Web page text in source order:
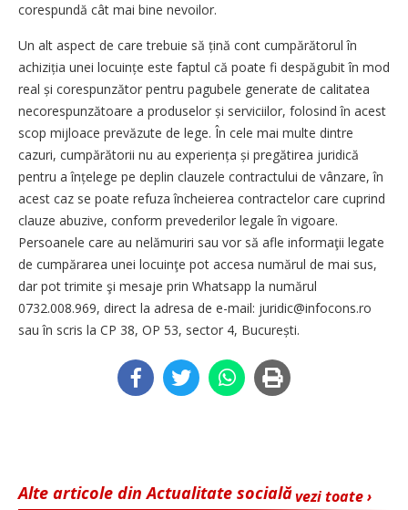
corespundă cât mai bine nevoilor.
Un alt aspect de care trebuie să țină cont cumpărătorul în
achiziția unei locuințe este faptul că poate fi despăgubit în mod
real și corespunzător pentru pagubele generate de calitatea
necorespunzătoare a produselor și serviciilor, folosind în acest
scop mijloace prevăzute de lege. În cele mai multe dintre
cazuri, cumpărătorii nu au experiența și pregătirea juridică
pentru a înțelege pe deplin clauzele contractului de vânzare, în
acest caz se poate refuza încheierea contractelor care cuprind
clauze abuzive, conform prevederilor legale în vigoare.
Persoanele care au nelămuriri sau vor să afle informaţii legate
de cumpărarea unei locuinţe pot accesa numărul de mai sus,
dar pot trimite şi mesaje prin Whatsapp la numărul
0732.008.969, direct la adresa de e-mail: juridic@infocons.ro
sau în scris la CP 38, OP 53, sector 4, București.
vezi toate ›
Alte articole din Actualitate socială